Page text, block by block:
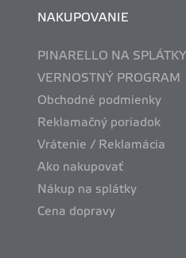
NAKUPOVANIE
PINARELLO NA SPLÁTKY
VERNOSTNÝ PROGRAM
Obchodné podmienky
Reklamačný poriadok
Vrátenie / Reklamácia
Ako nakupovať
Nákup na splátky
Cena dopravy